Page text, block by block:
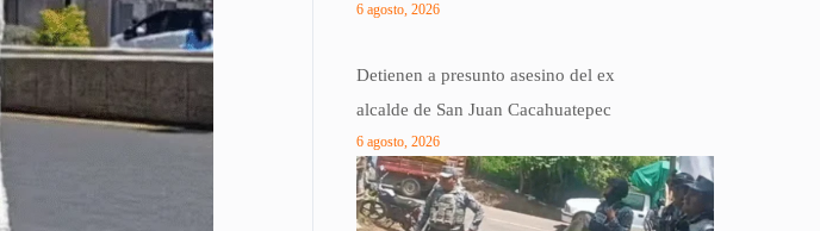
6 agosto, 2026
Detienen a presunto asesino del ex
alcalde de San Juan Cacahuatepec
6 agosto, 2026